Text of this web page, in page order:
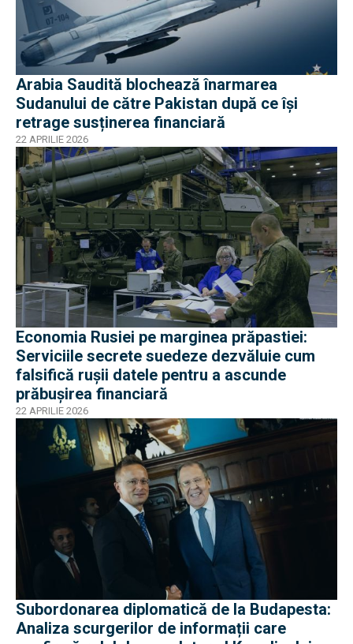
Arabia Saudită blochează înarmarea
Sudanului de către Pakistan după ce își
retrage susținerea financiară
22 APRILIE 2026
Economia Rusiei pe marginea prăpastiei:
Serviciile secrete suedeze dezvăluie cum
falsifică ruşii datele pentru a ascunde
prăbușirea financiară
22 APRILIE 2026
Subordonarea diplomatică de la Budapesta:
Analiza scurgerilor de informații care